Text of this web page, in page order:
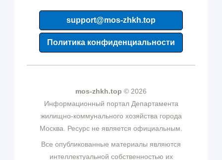
support@mos-zhkh.top
Политика конфиденциальности
mos-zhkh.top © 2026
Информационный портал Департамента
жилищно-коммунального хозяйства города
Москва. Ресурс не является официальным.
Все опубликованные материалы являются
интеллектуальной собственностью их